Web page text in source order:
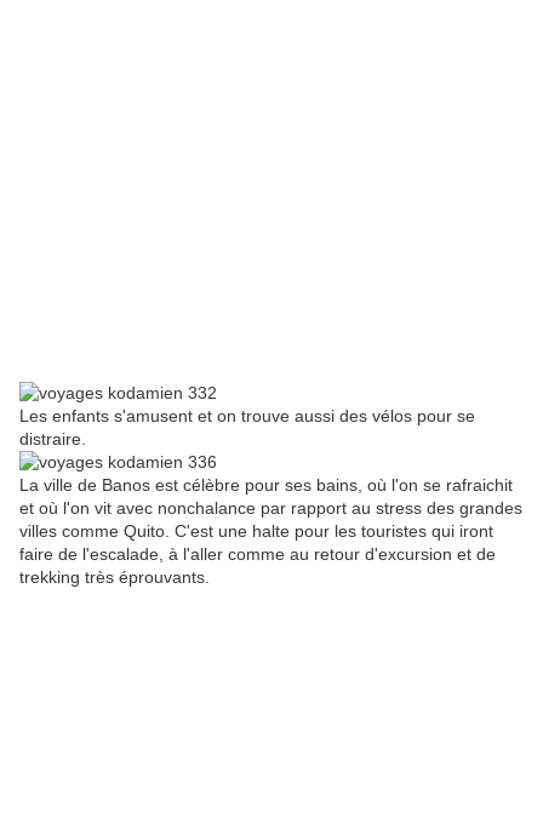
Les enfants s'amusent et on trouve aussi des vélos pour se
distraire.
La ville de Banos est célèbre pour ses bains, où l'on se rafraichit
et où l'on vit avec nonchalance par rapport au stress des grandes
villes comme Quito. C'est une halte pour les touristes qui iront
faire de l'escalade, à l'aller comme au retour d'excursion et de
trekking très éprouvants.